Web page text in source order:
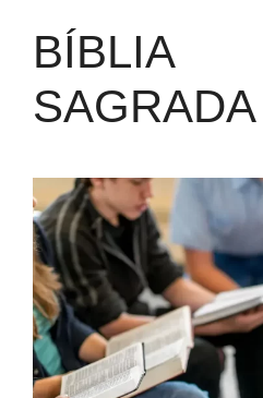
BÍBLIA
SAGRADA